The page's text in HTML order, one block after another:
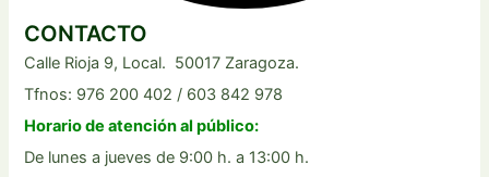
CONTACTO
Calle Rioja 9, Local. 50017 Zaragoza.
Tfnos: 976 200 402 / 603 842 978
Horario de atención al público:
De lunes a jueves de 9:00 h. a 13:00 h.